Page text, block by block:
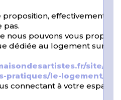
effectivement
pas.
nous pouvons vous
dédiée au logement sur
site/
pratiques/le-logement/
connectant à votre espace